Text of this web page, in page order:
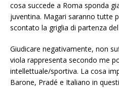
cosa succede a Roma sponda
juventina. Magari saranno tutte
scontato la griglia di partenza
Giudicare negativamente, non
viola rappresenta secondo me
intellettuale/sportiva. La cosa
Barone, Pradé e Italiano in